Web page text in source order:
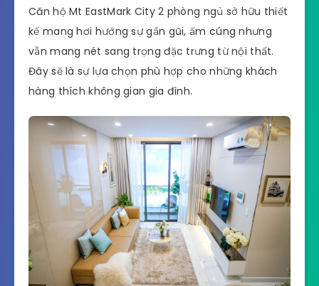
Căn hộ Mt EastMark City 2 phòng ngủ sở hữu thiết
kế mang hơi hướng sự gần gũi, ấm cúng nhưng
vẫn mang nét sang trọng đặc trưng từ nội thất.
Đây sẽ là sự lựa chọn phù hợp cho những khách
hàng thích không gian gia đình.